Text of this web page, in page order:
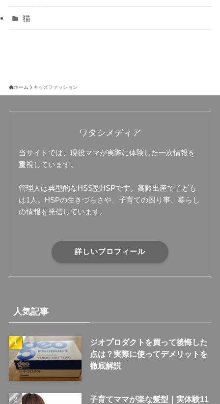
猫
ホーム キッズファッション
ワタシメディア
当サイトでは、現役ママが実際に体験した一次情報を
重視しています。
管理人は典型的なHSS型HSPです。高齢出産で子ども
は1人。HSPの生きづらさや、子育ての困り事、暮らし
の情報を発信しています。
詳しいプロフィール
人気記事
ジオプロダクトを買って後悔した
点は？実際に使ってデメリットを
徹底解説
子育てママが楽な髪型｜実体験11